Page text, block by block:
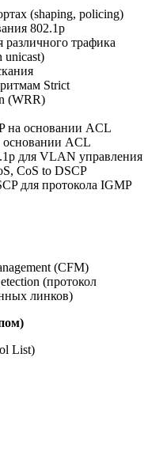
(shaping, policing)
802.1p
трафика
unicast)
Strict
(WRR)
на основании ACL
ACL
для VLAN управления
CoS to DSCP
для протокола IGMP
(CFM)
(протокол
линков)
List)